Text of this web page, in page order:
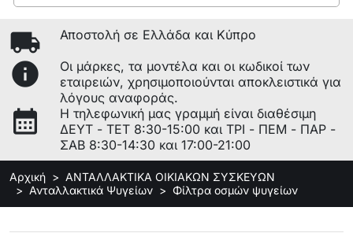
local_shipping Αποστολή σε Ελλάδα και Κύπρο
info
Οι μάρκες, τα μοντέλα και οι κωδικοί των
εταιρειών, χρησιμοποιούνται αποκλειστικά για
λόγους αναφοράς.
calendar_month
Η τηλεφωνική μας γραμμή είναι διαθέσιμη
ΔΕΥΤ - ΤΕΤ 8:30-15:00 και ΤΡΙ - ΠΕΜ - ΠΑΡ -
ΣΑΒ 8:30-14:30 και 17:00-21:00
Αρχική
ΑΝΤΑΛΛΑΚΤΙΚΑ ΟΙΚΙΑΚΩΝ ΣΥΣΚΕΥΩΝ
Ανταλλακτικά Ψυγείων
Φίλτρα οσμών ψυγείων